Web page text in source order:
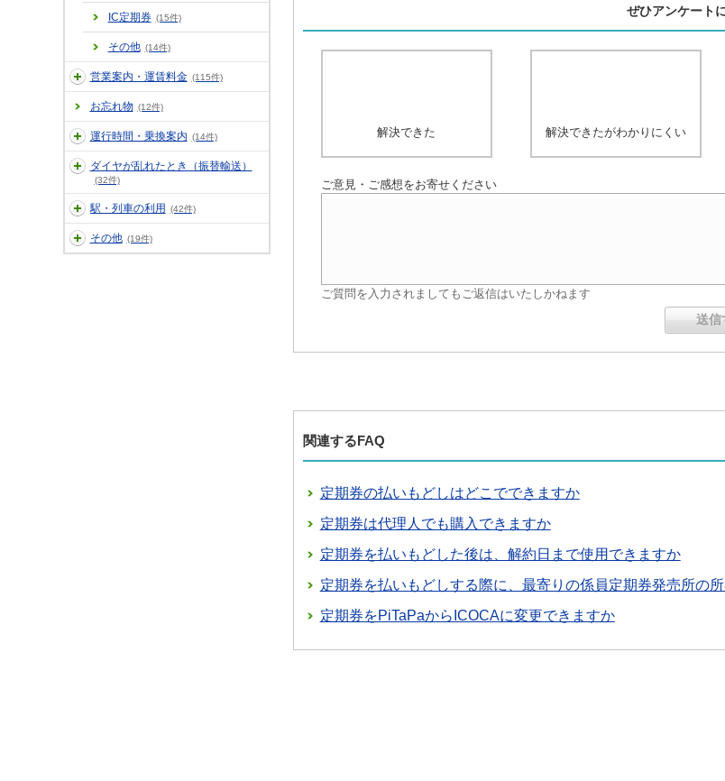
IC定期券 (15件)
その他 (14件)
営業案内・運賃料金 (115件)
お忘れ物 (12件)
運行時間・乗換案内 (14件)
ダイヤが乱れたとき（振替輸送）
(32件)
駅・列車の利用 (42件)
その他 (19件)
ぜひアンケート
解決できた 解決できたがわかりにくい
ご意見・ご感想をお寄せください
ご質問を入力されましてもご返信はいたしかねます
関連するFAQ
定期券の払いもどしはどこでできますか
定期券は代理人でも購入できますか
定期券を払いもどした後は、解約日まで使用できますか
定期券を払いもどしする際に、最寄りの係員定期券発売所の
定期券をPiTaPaからICOCAに変更できますか